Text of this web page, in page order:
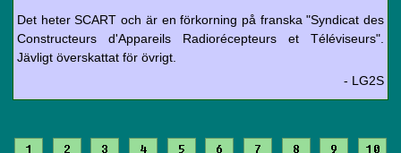
Det heter SCART och är en förkorning på franska "Syndicat des
Constructeurs d'Appareils Radiorécepteurs et Téléviseurs".
Jävligt överskattat för övrigt.
- LG2S
1 2 3 4 5 6 7 8 9 10